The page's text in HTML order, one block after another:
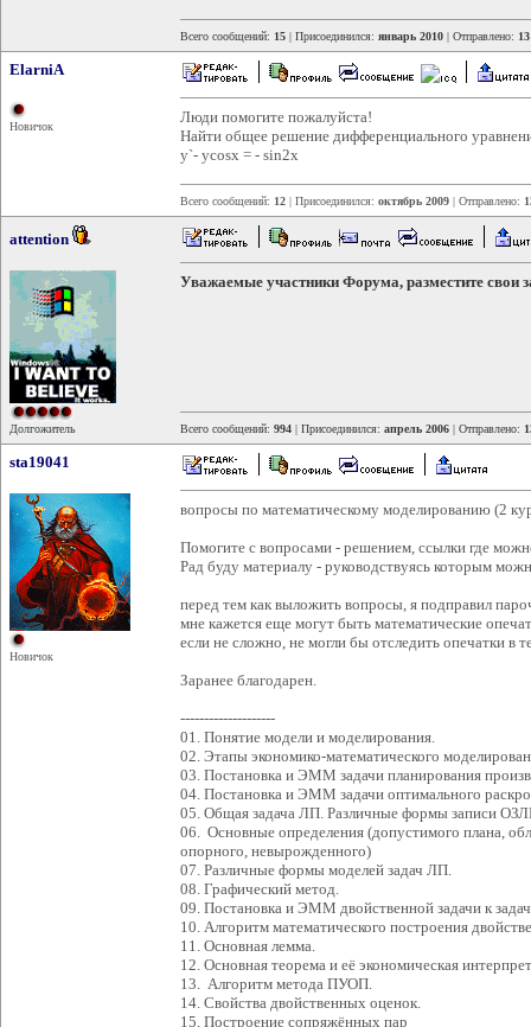
Всего сообщений: 15 | Присоединился: январь 2010 | Отправлено:
ElarniA
Новичок
Люди помогите пожалуйста!
Найти общее решение дифференциального
у`- ycosx = - sin2x
Всего сообщений: 12 | Присоединился: октябрь 2009 | Отправлено:
attention
Долгожитель
Уважаемые участники Форума, разместите свои
Всего сообщений: 994 | Присоединился: апрель 2006 | Отправлено:
sta19041
Новичок
вопросы по математическому моделированию (2
Помогите с вопросами - решением, ссылки где
Рад буду материалу - руководствуясь которым
перед тем как выложить вопросы, я подправил
мне кажется еще могут быть математические
если не сложно, не могли бы отследить опечатки в
Заранее благодарен.
--------------------
01. Понятие модели и моделирования.
02. Этапы экономико-математического
03. Постановка и ЭММ задачи планирования
04. Постановка и ЭММ задачи оптимального
05. Общая задача ЛП. Различные формы записи
06. Основные определения (допустимого плана,
опорного, невырожденного)
07. Различные формы моделей задач ЛП.
08. Графический метод.
09. Постановка и ЭММ двойственной задачи к
10. Алгоритм математического построения
11. Основная лемма.
12. Основная теорема и её экономическая
13. Алгоритм метода ПУОП.
14. Свойства двойственных оценок.
15. Построение сопряжённых пар